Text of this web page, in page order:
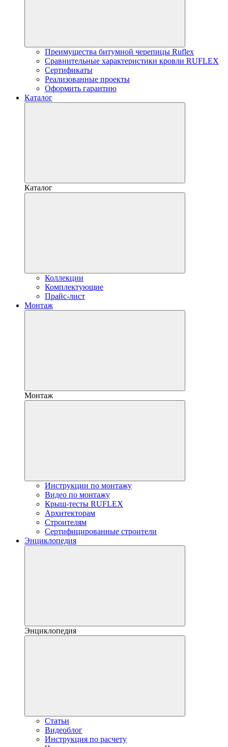
Преимущества битумной черепицы Ruflex
Сравнительные характеристики кровли RUFLEX
Сертификаты
Реализованные проекты
Оформить гарантию
Каталог
Каталог
Коллекции
Комплектующие
Прайс-лист
Монтаж
Монтаж
Инструкции по монтажу
Видео по монтажу
Крыш-тесты RUFLEX
Архитекторам
Строителям
Сертифицированные строители
Энциклопедия
Энциклопедия
Статьи
Видеоблог
Инструкция по расчету